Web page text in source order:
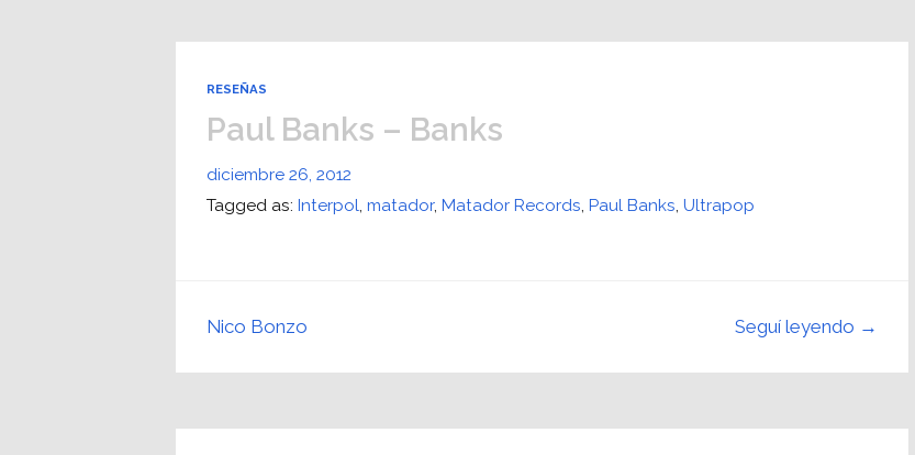
RESEÑAS
Paul Banks – Banks
diciembre 26, 2012
Tagged as:Interpol,matador,Matador Records,Paul Banks,Ultrapop
Seguí leyendo →
Nico Bonzo